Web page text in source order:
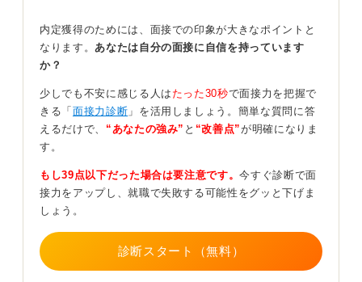
理的な構成を心掛ければ問題ありません。
どうしても意味がわからないと感じる場合は、「私はこ
の質問を〇〇ととらえましたが、そのうえで回答しま
すと良いです。
そうすれば、見当違いな回答になってしまうリスクを減
内定獲得のためには、面接での印象が大きなポイントと
なります。 あなたは自分の面接に自信を持っています
か？
少しでも不安に感じる人は たった30秒で面接力を把握で
きる「 面接力診断 」を活用しましょう。簡単な質問に答
えるだけで、 “あなたの強み” と “改善点”が明確になりま
す。
もし39点以下だった場合は要注意です。今すぐ診断で面
接力をアップし、就職で失敗する可能性をグッと下げま
しょう。
診断スタート（無料）